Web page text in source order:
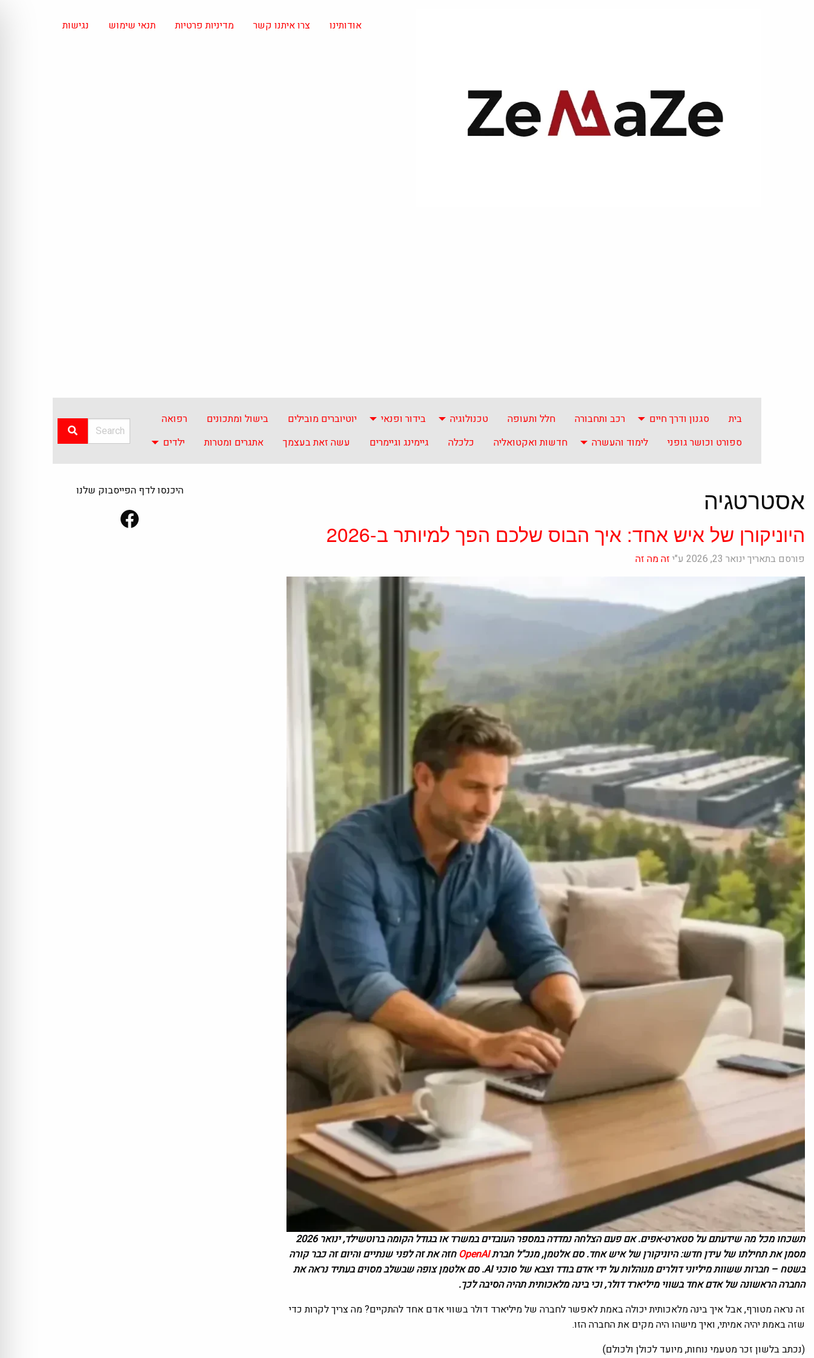
אודותינו צרו איתנו קשר מדיניות פרטיות תנאי שימוש נגישות
בית סגנון ודרך חיים רכב ותחבורה חלל ותעופה טכנולוגיה בידור ופנאי יוטיוברים מובילים בישול ומתכונים
רפואה
ספורט וכושר גופני
לימוד והעשרה חדשות ואקטואליה כלכלה גיימינג וגיימרים עשה זאת בעצמך אתגרים ומטרות ילדים
אסטרטגיה
היוניקורן של איש אחד: איך הבוס שלכם הפך למיותר ב-2026
פורסם בתאריך ינואר 23, 2026 ע"י זה מה זה
תשכחו מכל מה שידעתם על סטארט-אפים. אם פעם הצלחה נמדדה במספר העובדים במשרד או בגודל הקומה ברוטשילד, ינואר 2026
מסמן את תחילתו של עידן חדש: היוניקורן של איש אחד. סם אלטמן, מנכ"ל חברתOpenAI חזה את זה לפני שנתיים והיום זה כבר קורה
בשטח – חברות ששוות מיליוני דולרים מנוהלות על ידי אדם בודד וצבא של סוכני AI. סם אלטמן צופה שבשלב מסוים בעתיד נראה את
החברה הראשונה של אדם אחד בשווי מיליארד דולר, וכי בינה מלאכותית תהיה הסיבה לכך.
זה נראה מטורף, אבל איך בינה מלאכותית יכולה באמת לאפשר לחברה של מיליארד דולר בשווי אדם אחד להתקיים? מה צריך לקרות כדי
שזה באמת יהיה אמיתי, ואיך מישהו היה מקים את החברה הזו.
(נכתב בלשון זכר מטעמי נוחות, מיועד לכולן ולכולם)
היכנסו לדף הפייסבוק שלנו
Facebook